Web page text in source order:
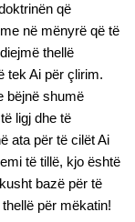
që
në mënyrë që të
thellë
tek Ai për çlirim.
bëjnë shumë
ligj dhe të
ata për të cilët Ai
të tillë, kjo është
bazë për të
për mëkatin!